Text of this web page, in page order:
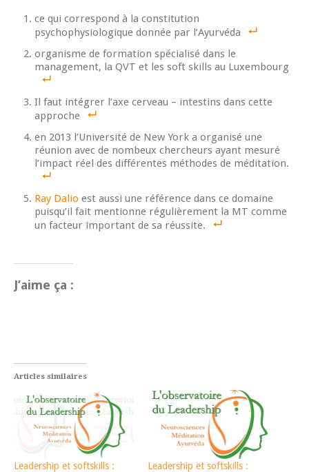
ce qui correspond à la constitution
psychophysiologique donnée par l’Ayurvéda
organisme de formation spécialisé dans le
management, la QVT et les soft skills au Luxembourg
Il faut intégrer l’axe cerveau – intestins dans cette
approche
en 2013 l’Université de New York a organisé une
réunion avec de nombeux chercheurs ayant mesuré
l’impact réel des différentes méthodes de méditation.
Ray Dalio est aussi une référence dans ce domaine
puisqu’il fait mentionne régulièrement la MT comme
un facteur important de sa réussite.
J’aime ça :
Articles similaires
Leadership et softskills :
Leadership et softskills :